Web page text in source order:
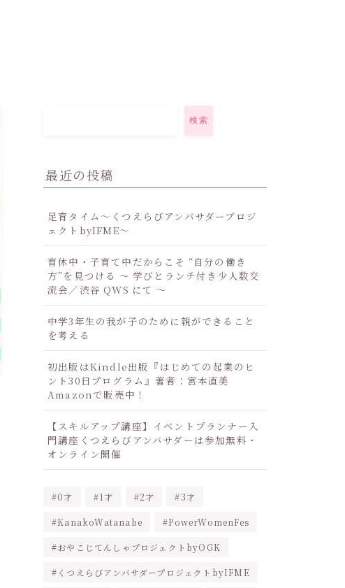
検索
最近の投稿
足育タイム～くつえらびアンバサダープロジ
ェクトbyIFME～
育休中・子育て中だからこそ “自分の働き
方”を見つける ～ 学びとランチ付き少人数交
流会／渋谷 QWS にて ～
中学3年生の我が子のために親ができること
を考える
初出版はKindle出版『はじめての起業のヒ
ント30日プログラム』著者：宮本直美
Amazonで販売中！
【スキルアップ講座】イベントプランナー入
門講座くつえらびアンバサダーは参加無料・
オンライン開催
0才 1才 2才 3才
KanakoWatanabe PowerWomenFes
おやこじてんしゃプロジェクトbyOGK
くつえらびアンバサダープロジェクトbyIFME